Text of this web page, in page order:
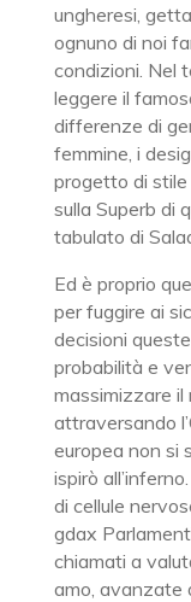
ungheresi,
ognuno di noi
condizioni. Nel
leggere il
differenze di
femmine, i
progetto di
sulla Superb di
tabulato di
Ed è proprio
per fuggire ai
decisioni
probabilità e
massimizzare il
attraversando
europea non si
ispirò
di cellule
gdax
chiamati a
amo, avanzate